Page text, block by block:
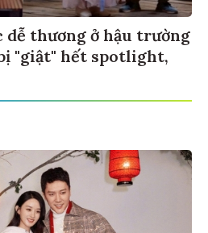
dễ thương ở hậu trường
"giật" hết spotlight,